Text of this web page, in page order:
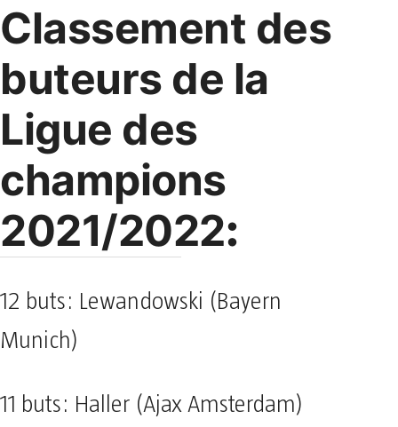
Classement des
buteurs de la
Ligue des
champions
2021/2022:
12 buts: Lewandowski (Bayern
Munich)
11 buts: Haller (Ajax Amsterdam)